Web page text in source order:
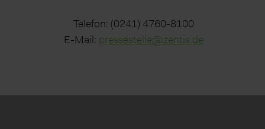
Telefon: (0241) 4760-8100
E-Mail: pressestelle@zentis.de